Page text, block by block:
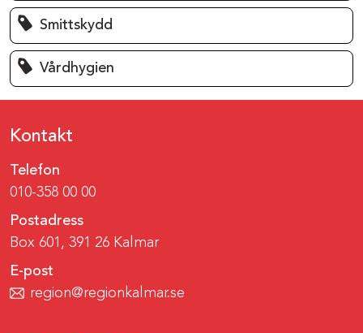
Smittskydd
Vårdhygien
Kontakt
Telefon
010-358 00 00
Postadress
Box 601, 391 26 Kalmar
E-post
region@regionkalmar.se